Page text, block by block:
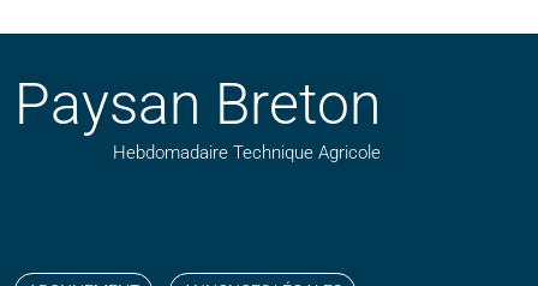
Paysan Breton
Hebdomadaire Technique Agricole